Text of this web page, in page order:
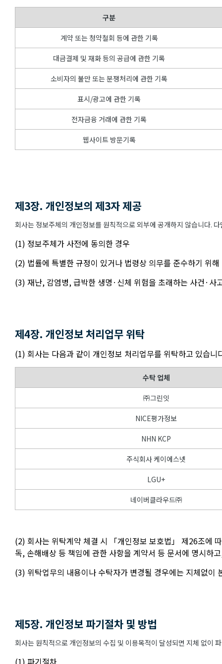
구분
계약 또는 청약철회 등에 관한 기록
대금결제 및 재화 등의 공급에 관한 기록
소비자의 불만 또는 분쟁처리에 관한 기록
표시/광고에 관한 기록
전자금융 거래에 관한 기록
웹사이트 방문기록
제3장. 개인정보의 제3자 제공
회사는 정보주체의 개인정보를 원칙적으로 외부에 공개하지 않습니다.
(1) 정보주체가 사전에 동의한 경우
(2) 법률에 특별한 규정이 있거나 법령상 의무를 준수하기 위
(3) 재난, 감염병, 급박한 생명·신체 위험을 초래하는 사건·사
제4장. 개인정보 처리업무 위탁
(1) 회사는 다음과 같이 개인정보 처리업무를 위탁하고 있습니
수탁 업체
㈜그린잇
NICE평가정보
NHN KCP
주식회사 케이에스넷
LGU+
네이버클라우드㈜
(2) 회사는 위탁계약 체결 시 「개인정보 보호법」 제26조에
독, 손해배상 등 책임에 관한 사항을 계약서 등 문서에 명시하
(3) 위탁업무의 내용이나 수탁자가 변경될 경우에는 지체없이
제5장. 개인정보 파기절차 및 방법
회사는 원칙적으로 개인정보의 수집 및 이용목적이 달성되면 지체 없이
(1) 파기절차